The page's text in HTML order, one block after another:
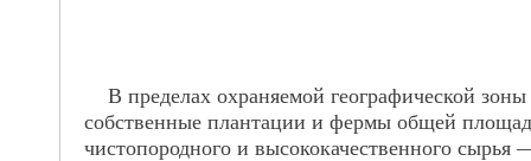
В пределах охраняемой географической
собственные плантации и фермы общей
чистопородного и высококачественного